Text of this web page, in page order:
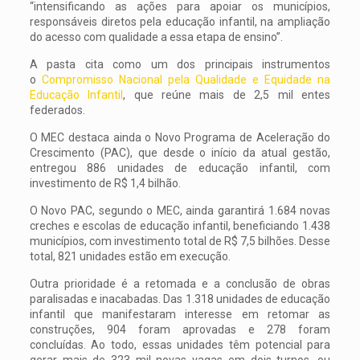
“intensificando as ações para apoiar os municípios,
responsáveis diretos pela educação infantil, na ampliação
do acesso com qualidade a essa etapa de ensino”.
A pasta cita como um dos principais instrumentos
o Compromisso Nacional pela Qualidade e Equidade na
Educação Infantil, que reúne mais de 2,5 mil entes
federados.
O MEC destaca ainda o Novo Programa de Aceleração do
Crescimento (PAC), que desde o início da atual gestão,
entregou 886 unidades de educação infantil, com
investimento de R$ 1,4 bilhão.
O Novo PAC, segundo o MEC, ainda garantirá 1.684 novas
creches e escolas de educação infantil, beneficiando 1.438
municípios, com investimento total de R$ 7,5 bilhões. Desse
total, 821 unidades estão em execução.
Outra prioridade é a retomada e a conclusão de obras
paralisadas e inacabadas. Das 1.318 unidades de educação
infantil que manifestaram interesse em retomar as
construções, 904 foram aprovadas e 278 foram
concluídas. Ao todo, essas unidades têm potencial para